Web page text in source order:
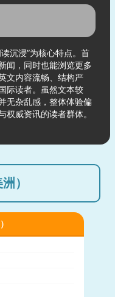
沉浸”为核心特点。首
闻，同时也能浏览更多
文内容流畅、结构严
际读者。虽然文本较
无杂乱感，整体体验偏
权威资讯的读者群体。
）